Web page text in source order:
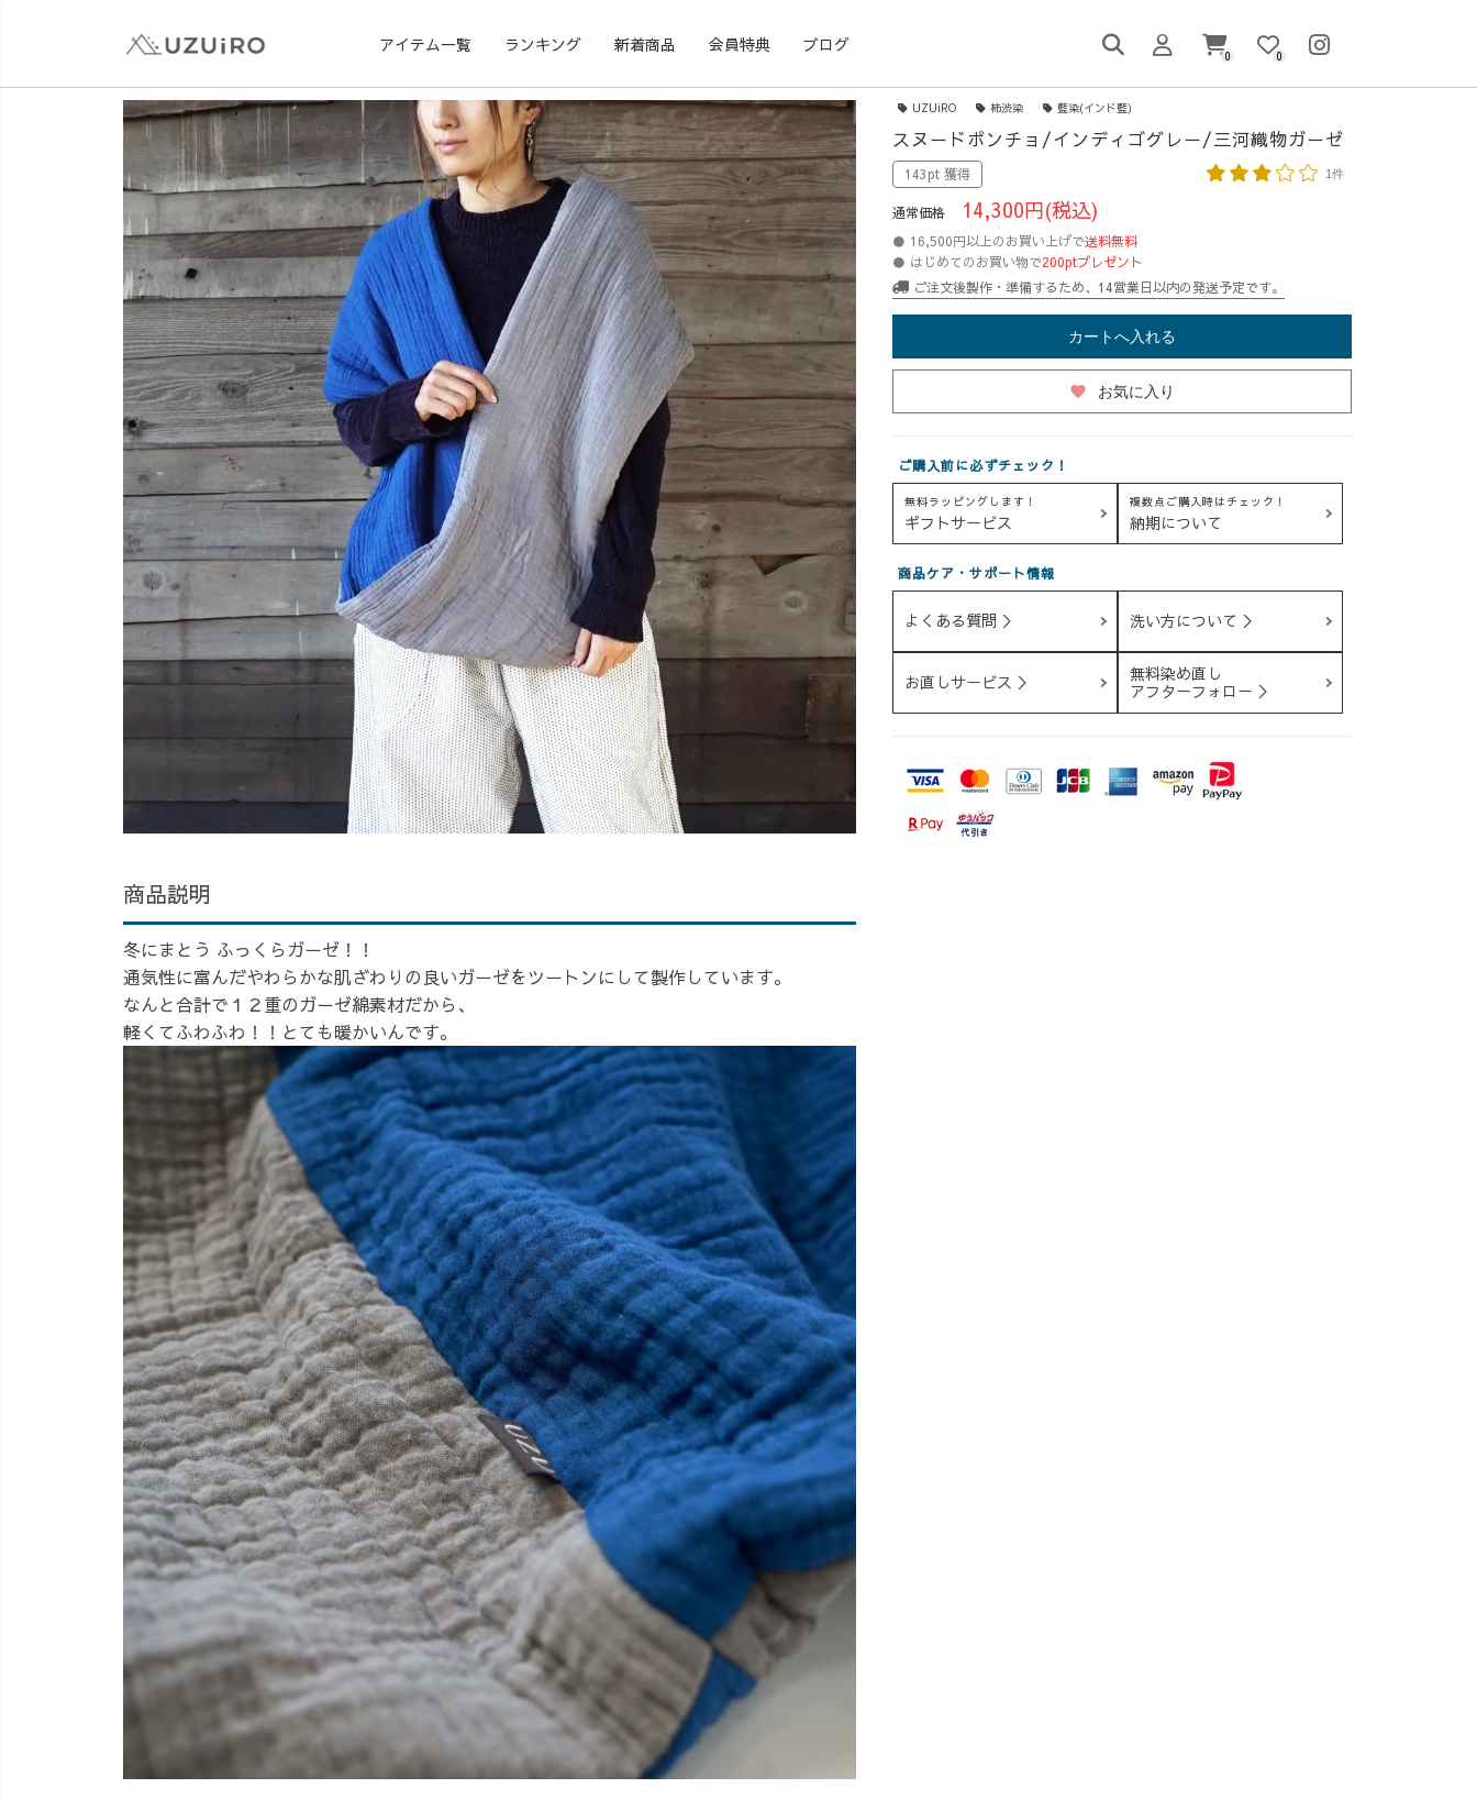
アイテム一覧 ランキング 新着商品 会員特典 ブログ
0 0
商品説明
冬にまとう ふっくらガーゼ！！
通気性に富んだやわらかな肌ざわりの良いガーゼをツートンにして製作しています。
なんと合計で１２重のガーゼ綿素材だから、
軽くてふわふわ！！とても暖かいんです。
UZUiRO 柿渋染 藍染(インド藍)
スヌードポンチョ/インディゴグレー/三河織物ガーゼ
143pt 獲得 1件
通常価格 14,300円(税込)
● 16,500円以上のお買い上げで送料無料
● はじめてのお買い物で200ptプレゼント
ご注文後製作・準備するため、14営業日以内の発送予定です。
カートへ入れる
favorite お気に入り
ご購入前に必ずチェック！
無料ラッピングします！
ギフトサービス
複数点ご購入時はチェック！
納期について
商品ケア・サポート情報
よくある質問 ＞ 洗い方について ＞
お直しサービス ＞
無料染め直し
アフターフォロー ＞